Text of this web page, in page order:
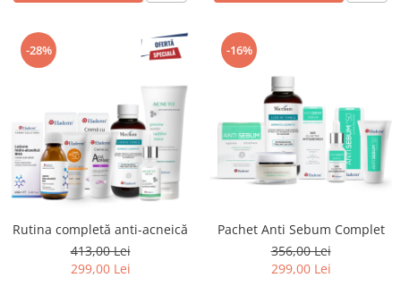
-28%
Rutina completă anti-acneică
413,00 Lei
299,00 Lei
-16%
Pachet Anti Sebum Complet
356,00 Lei
299,00 Lei